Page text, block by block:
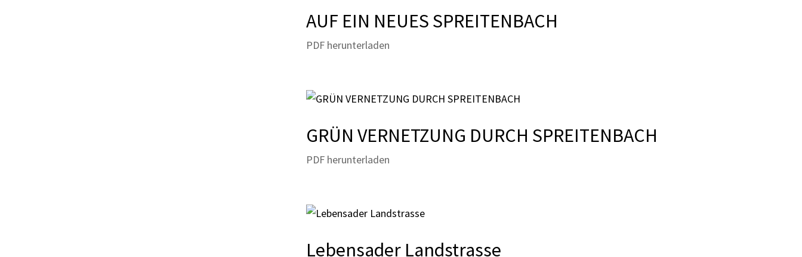
AUF EIN NEUES SPREITENBACH
PDF herunterladen
GRÜN VERNETZUNG DURCH SPREITENBACH
PDF herunterladen
Lebensader Landstrasse